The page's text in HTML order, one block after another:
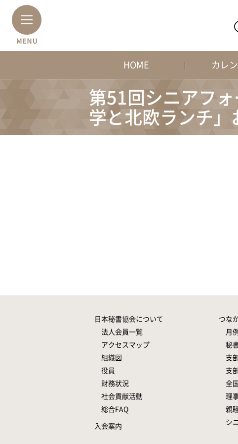
HOME カレ
第51回シニアフ
学と北欧ランチ」
日本秘書協会について
法人会員一覧
アクセスマップ
組織図
役員
財務状況
社会貢献活動
総合FAQ
入会案内
つな
月
秘
支
支
全
理
親
シ